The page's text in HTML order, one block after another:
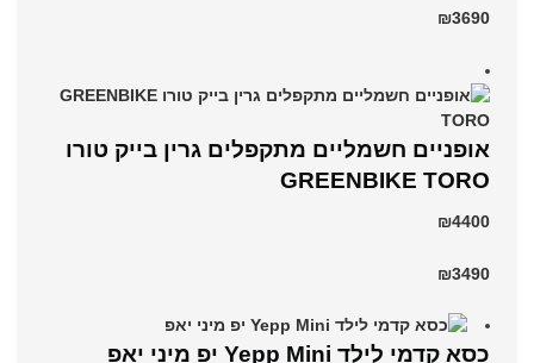
₪3690
אופניים חשמליים מתקפלים גרין בייק טורו
GREENBIKE TORO
₪4400
₪3490
כסא קדמי לילד Yepp Mini יפ מיני יאפ